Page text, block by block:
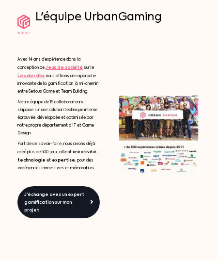
L'équipe UrbanGaming
Avec 14 ans d’expérience dans la
conception deJeux de société sur le
Leadership, nous offrons une approche
innovante de la gamification, à mi-chemin
entre Serious Game et Team Building.
Notre équipe de 15 collaborateurs
s’appuie sur une solution technique interne
éprouvée, développée et optimisée par
notre propre département d’IT et Game
Design.
Fort de ce savoir-faire, nous avons déjà
créé plus de 500 jeux, alliantcréativité,
technologie et expertise, pour des
expériences immersives et mémorables.
J'échange avec un expert
gamification sur mon
projet